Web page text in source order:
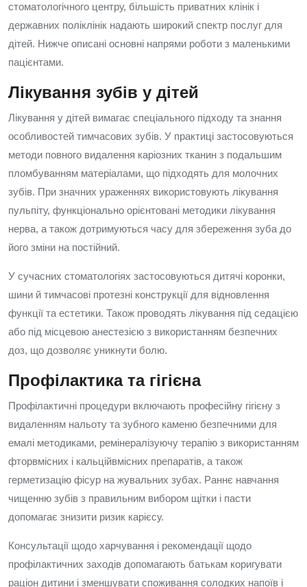
стоматологічного центру, більшість приватних клінік і
державних поліклінік надають широкий спектр послуг для
дітей. Нижче описані основні напрями роботи з маленькими
пацієнтами.
Лікування зубів у дітей
Лікування у дітей вимагає спеціального підходу та знання
особливостей тимчасових зубів. У практиці застосовуються
методи повного видалення каріозних тканин з подальшим
пломбуванням матеріалами, що підходять для молочних
зубів. При значних ураженнях використовують лікування
пульпіту, функціонально орієнтовані методики лікування
нерва, а також дотримуються часу для збереження зуба до
його зміни на постійний.
У сучасних стоматологіях застосовуються дитячі коронки,
шини й тимчасові протезні конструкції для відновлення
функції та естетики. Також проводять лікування під седацією
або під місцевою анестезією з використанням безпечних
доз, що дозволяє уникнути болю.
Профілактика та гігієна
Профілактичні процедури включають професійну гігієну з
видаленням нальоту та зубного каменю безпечними для
емалі методиками, ремінералізуючу терапію з використанням
фторвмісних і кальційвмісних препаратів, а також
герметизацію фісур на жувальних зубах. Раннє навчання
чищенню зубів з правильним вибором щітки і пасти
допомагає знизити ризик карієсу.
Консультації щодо харчування і рекомендації щодо
профілактичних заходів допомагають батькам коригувати
раціон дитини і зменшувати споживання солодких напоїв і